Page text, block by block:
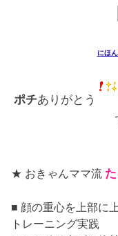
にほ
ポチありがとう
★ おきゃんママ流
■ 顔の重心を上部に
トレーニング実践